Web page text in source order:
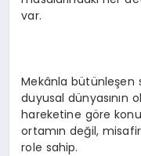
var.
Mekânla bütünleşen
duyusal dünyasının
hareketine göre
ortamın değil,
role sahip.